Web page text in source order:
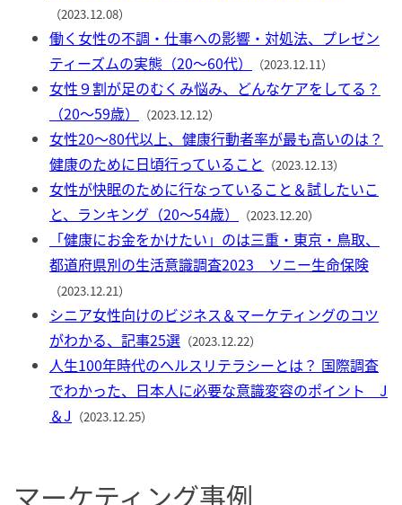
（2023.12.08）
働く女性の不調・仕事への影響・対処法、プレゼン
ティーズムの実態（20〜60代）
（2023.12.11）
女性９割が足のむくみ悩み、どんなケアをしてる？
（20〜59歳）
（2023.12.12）
女性20〜80代以上、健康行動者率が最も高いのは？
健康のために日頃行っていること （2023.12.13）
女性が快眠のために行なっていること＆試したいこ
と、ランキング（20〜54歳）
（2023.12.20）
「健康にお金をかけたい」のは三重・東京・鳥取、
都道府県別の生活意識調査2023 ソニー生命保険
（2023.12.21）
シニア女性向けのビジネス＆マーケティングのコツ
がわかる、記事25選 （2023.12.22）
人生100年時代のヘルスリテラシーとは？ 国際調査
でわかった、日本人に必要な意識変容のポイント J
＆J （2023.12.25）
マーケティング事例